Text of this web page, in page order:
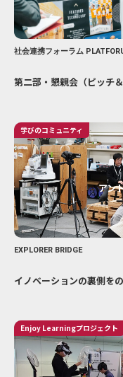
社会連携フォーラム
第二部・懇親会（ピッチ
学びのコミュニティ
アン
EXPLORER BRIDGE
イノベーションの裏側を
Enjoy Learningプロジェクト